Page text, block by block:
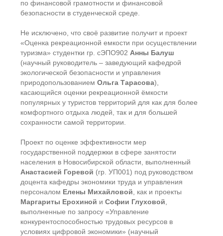
по финансовой грамотности и финансовой
безопасности в студенческой среде.
Не исключено, что своё развитие получит и проект
«Оценка рекреационной емкости при осуществлении
туризма» студентки гр. сЭПО902 Анны Балуш
(научный руководитель – заведующий кафедрой
экологической безопасности и управления
природопользованием Ольга Тарасова),
касающийся оценки рекреационной ёмкости
популярных у туристов территорий для как для более
комфортного отдыха людей, так и для большей
сохранности самой территории.
Проект по оценке эффективности мер
государственной поддержки в сфере занятости
населения в Новосибирской области, выполненный
Анастасией Горевой (гр. УП001) под руководством
доцента кафедры экономики труда и управления
персоналом Елены Михайловой , как и проекты
Маргариты Ерохиной и Софии Глуховой
выполненные по запросу «Управление
конкурентоспособностью трудовых ресурсов в
условиях цифровой экономики» (научный